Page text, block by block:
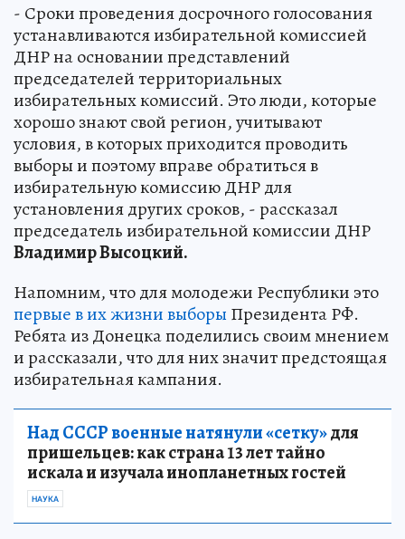
- Сроки проведения досрочного голосования
устанавливаются избирательной комиссией
ДНР на основании представлений
председателей территориальных
избирательных комиссий. Это люди, которые
хорошо знают свой регион, учитывают
условия, в которых приходится проводить
выборы и поэтому вправе обратиться в
избирательную комиссию ДНР для
установления других сроков, - рассказал
председатель избирательной комиссии ДНР
Владимир Высоцкий.
Напомним, что для молодежи Республики это
первые в их жизни выборы Президента РФ.
Ребята из Донецка поделились своим мнением
и рассказали, что для них значит предстоящая
избирательная кампания.
Над СССР военные натянули «сетку»для
пришельцев: как страна 13 лет тайно
искала и изучала инопланетных гостей
НАУКА